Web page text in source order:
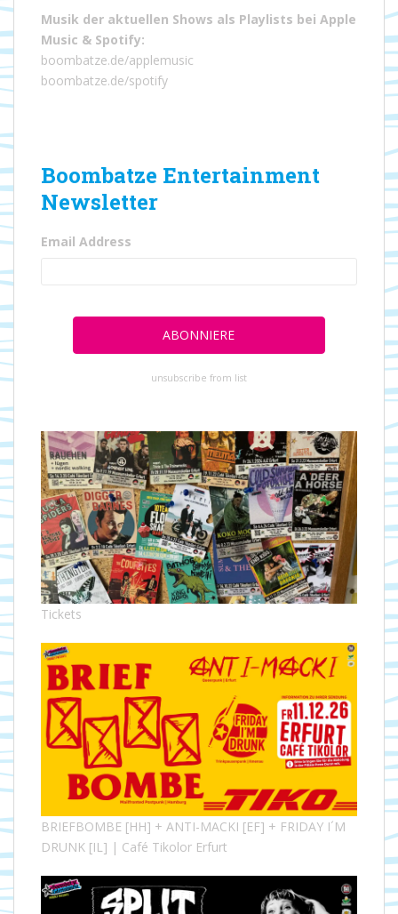
Musik der aktuellen Shows als Playlists bei Apple
Music & Spotify:
boombatze.de/applemusic
boombatze.de/spotify
Boombatze Entertainment
Newsletter
Email Address
unsubscribe from list
Tickets
BRIEFBOMBE [HH] + ANTI-MACKI [EF] + FRIDAY I´M
DRUNK [IL] | Café Tikolor Erfurt